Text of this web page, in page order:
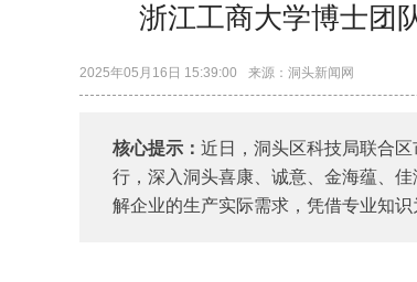
浙江工商大学博士团
2025年05月16日 15:39:00 来源：洞头新闻网
核心提示： 近日，洞头区科技局联合
行，深入洞头喜康、诚意、金海蕴、
解企业的生产实际需求，凭借专业知